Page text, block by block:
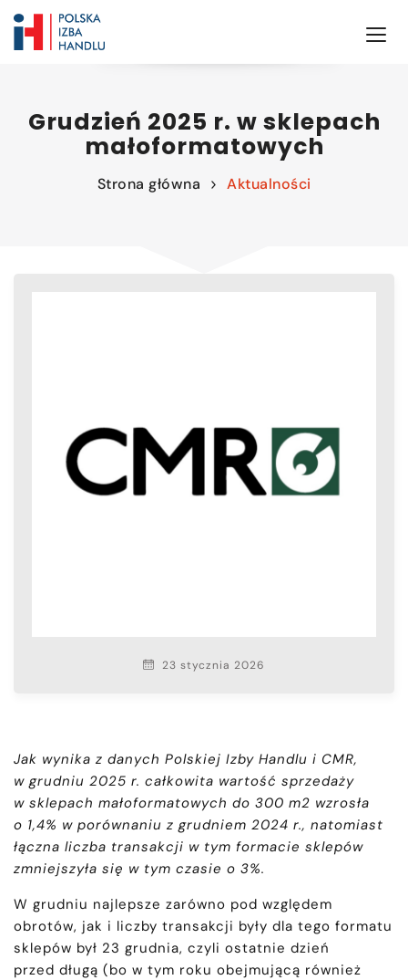
Grudzień 2025 r. w sklepach
małoformatowych
Strona główna Aktualności
23 stycznia 2026
Jak wynika z danych Polskiej Izby Handlu i CMR,
w grudniu 2025 r. całkowita wartość sprzedaży
w sklepach małoformatowych do 300 m2 wzrosła
o 1,4% w porównaniu z grudniem 2024 r., natomiast
łączna liczba transakcji w tym formacie sklepów
zmniejszyła się w tym czasie o 3%.
W grudniu najlepsze zarówno pod względem
obrotów, jak i liczby transakcji były dla tego formatu
sklepów był 23 grudnia, czyli ostatnie dzień
przed długą (bo w tym roku obejmującą również